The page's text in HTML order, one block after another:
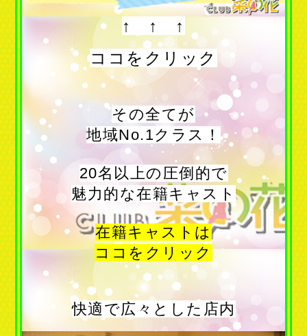
↑ ↑ ↑
ココをクリック
その全てが
地域No.1クラス！
20名以上の圧倒的で
魅力的な在籍キャスト
在籍キャストは
ココをクリック
快適で広々とした店内